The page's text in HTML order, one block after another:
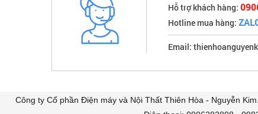
Hỗ trợ khách hàng:
Hotline mua hàng:
Email:
Công ty Cổ phần Điện máy và Nội Thất Thiên Hòa - Nguyễn